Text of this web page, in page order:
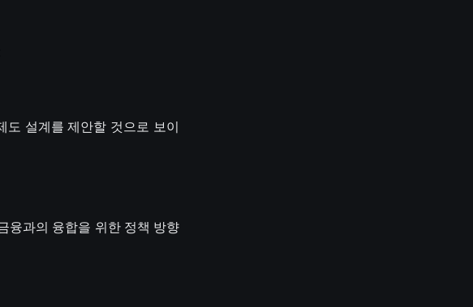
설계를 제안할 것으로 보이
융과의 융합을 위한 정책 방향